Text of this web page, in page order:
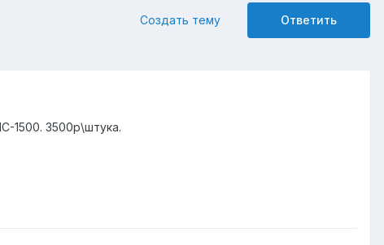
Ответить
Создать тему
1500. 3500р\штука.